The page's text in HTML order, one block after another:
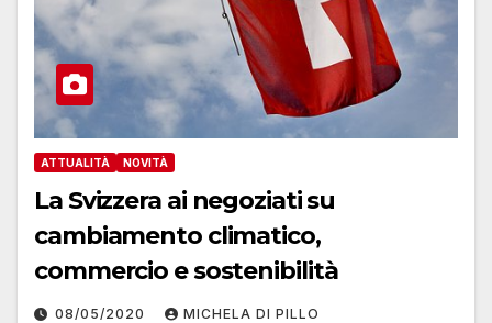
ATTUALITÀ NOVITÀ
La Svizzera ai negoziati su
cambiamento climatico,
commercio e sostenibilità
08/05/2020 MICHELA DI PILLO